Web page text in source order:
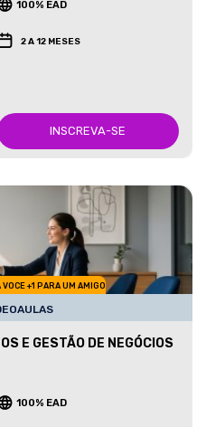
100% EAD
2 A 12 MESES
INSCREVA-SE
+1 PARA UM AMIGO
E GESTÃO DE NEGÓCIOS
100% EAD